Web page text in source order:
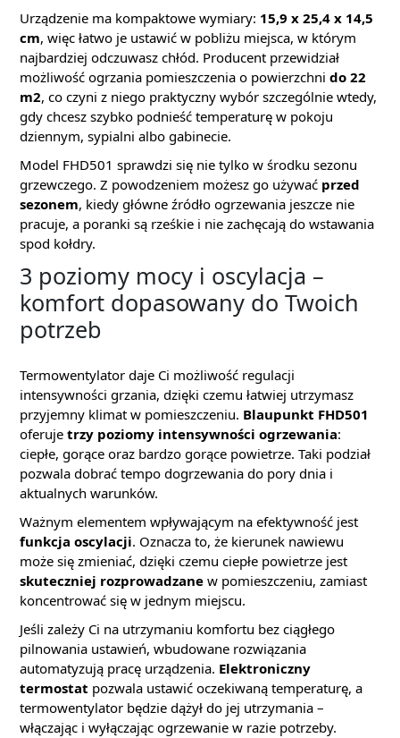
Urządzenie ma kompaktowe wymiary: 15,9 x 25,4 x 14,5
cm, więc łatwo je ustawić w pobliżu miejsca, w którym
najbardziej odczuwasz chłód. Producent przewidział
możliwość ogrzania pomieszczenia o powierzchni do 22
m2, co czyni z niego praktyczny wybór szczególnie wtedy,
gdy chcesz szybko podnieść temperaturę w pokoju
dziennym, sypialni albo gabinecie.
Model FHD501 sprawdzi się nie tylko w środku sezonu
grzewczego. Z powodzeniem możesz go używać przed
sezonem, kiedy główne źródło ogrzewania jeszcze nie
pracuje, a poranki są rześkie i nie zachęcają do wstawania
spod kołdry.
3 poziomy mocy i oscylacja –
komfort dopasowany do Twoich
potrzeb
Termowentylator daje Ci możliwość regulacji
intensywności grzania, dzięki czemu łatwiej utrzymasz
przyjemny klimat w pomieszczeniu. Blaupunkt FHD501
oferuje trzy poziomy intensywności ogrzewania:
ciepłe, gorące oraz bardzo gorące powietrze. Taki podział
pozwala dobrać tempo dogrzewania do pory dnia i
aktualnych warunków.
Ważnym elementem wpływającym na efektywność jest
funkcja oscylacji. Oznacza to, że kierunek nawiewu
może się zmieniać, dzięki czemu ciepłe powietrze jest
skuteczniej rozprowadzane w pomieszczeniu, zamiast
koncentrować się w jednym miejscu.
Jeśli zależy Ci na utrzymaniu komfortu bez ciągłego
pilnowania ustawień, wbudowane rozwiązania
automatyzują pracę urządzenia. Elektroniczny
termostat pozwala ustawić oczekiwaną temperaturę, a
termowentylator będzie dążył do jej utrzymania –
włączając i wyłączając ogrzewanie w razie potrzeby.